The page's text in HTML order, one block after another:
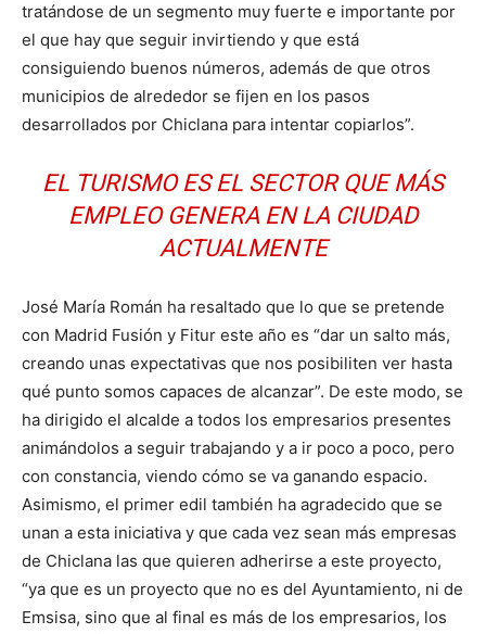
tratándose de un segmento muy fuerte e importante por
el que hay que seguir invirtiendo y que está
consiguiendo buenos números, además de que otros
municipios de alrededor se fijen en los pasos
desarrollados por Chiclana para intentar copiarlos”.
EL TURISMO ES EL SECTOR QUE MÁS
EMPLEO GENERA EN LA CIUDAD
ACTUALMENTE
José María Román ha resaltado que lo que se pretende
con Madrid Fusión y Fitur este año es “dar un salto más,
creando unas expectativas que nos posibiliten ver hasta
qué punto somos capaces de alcanzar”. De este modo, se
ha dirigido el alcalde a todos los empresarios presentes
animándolos a seguir trabajando y a ir poco a poco, pero
con constancia, viendo cómo se va ganando espacio.
Asimismo, el primer edil también ha agradecido que se
unan a esta iniciativa y que cada vez sean más empresas
de Chiclana las que quieren adherirse a este proyecto,
“ya que es un proyecto que no es del Ayuntamiento, ni de
Emsisa, sino que al final es más de los empresarios, los